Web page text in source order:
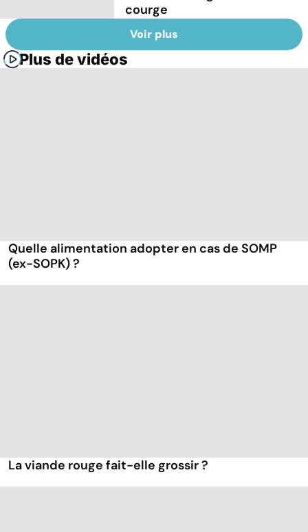
courge
Voir plus
Plus de vidéos
Quelle alimentation adopter en cas de SOMP
(ex-SOPK) ?
La viande rouge fait-elle grossir ?